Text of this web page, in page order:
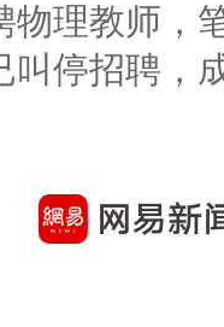
物理教师，
叫停招聘，